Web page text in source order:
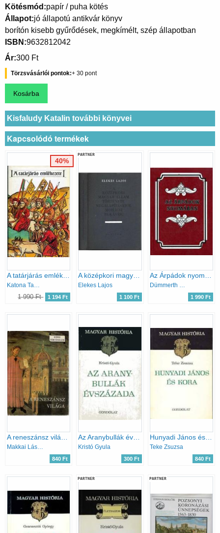
Kötésmód papír / puha kötés
Állapot jó állapotú antikvár könyv
borítón kisebb gyűrődések, megkímélt, szép állapotban
ISBN 9632812042
Ár 300 Ft
Törzsvásárlói pontok 30
Kisfaludy Katalin további könyvei
Kapcsolódó termékek
1 990 Ft 1 194 Ft
40%
PARTNER
Elekes Lajos
1 100 Ft 1 990 Ft
A reneszánsz világa (Képes történelem)
Makkai László
840 Ft
Az Aranybullák évszázada (Magyar História)
Kristó Gyula
300 Ft
Hunyadi János és kora (magyar história)
Teke Zsuzsa
840 Ft
PARTNER PARTNER